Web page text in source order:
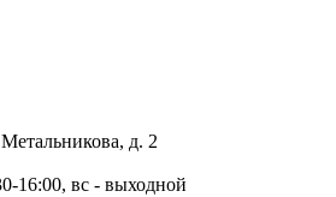
д. 2
16:00, вс - выходной